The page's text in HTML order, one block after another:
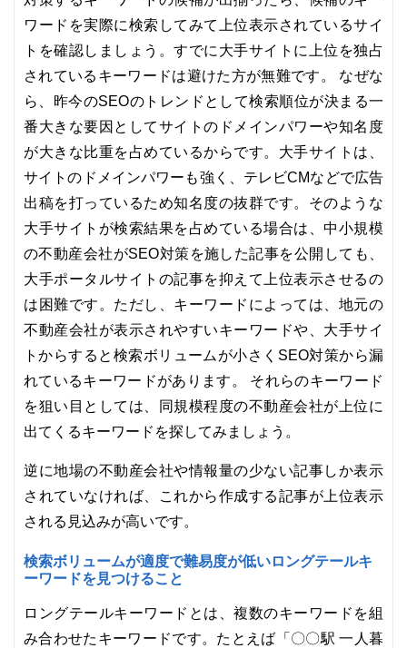
ワードを実際に検索してみて上位表示されているサイ
トを確認しましょう。すでに大手サイトに上位を独占
されているキーワードは避けた方が無難です。 なぜな
ら、昨今のSEOのトレンドとして検索順位が決まる一
番大きな要因としてサイトのドメインパワーや知名度
が大きな比重を占めているからです。大手サイトは、
サイトのドメインパワーも強く、テレビCMなどで広告
出稿を打っているため知名度の抜群です。そのような
大手サイトが検索結果を占めている場合は、中小規模
の不動産会社がSEO対策を施した記事を公開しても、
大手ポータルサイトの記事を抑えて上位表示させるの
は困難です。ただし、キーワードによっては、地元の
不動産会社が表示されやすいキーワードや、大手サイ
トからすると検索ボリュームが小さくSEO対策から漏
れているキーワードがあります。 それらのキーワード
を狙い目としては、同規模程度の不動産会社が上位に
出てくるキーワードを探してみましょう。
逆に地場の不動産会社や情報量の少ない記事しか表示
されていなければ、これから作成する記事が上位表示
される見込みが高いです。
検索ボリュームが適度で難易度が低いロングテールキ
ーワードを見つけること
ロングテールキーワードとは、複数のキーワードを組
み合わせたキーワードです。たとえば「〇〇駅 一人暮